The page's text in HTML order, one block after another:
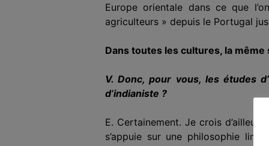
Europe orientale dans ce que
agriculteurs » depuis le Portugal
Dans toutes les cultures, la
V. Donc, pour vous, les études
d’indianiste ?
E. Certainement. Je crois
s’appuie sur une philosophie